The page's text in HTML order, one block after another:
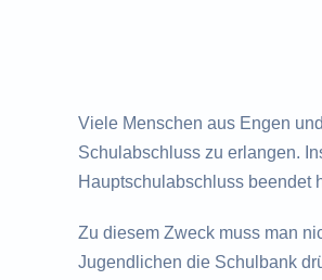
Viele Menschen aus Engen
Schulabschluss zu erlangen.
Hauptschulabschluss beendet
Zu diesem Zweck muss man
Jugendlichen die Schulbank